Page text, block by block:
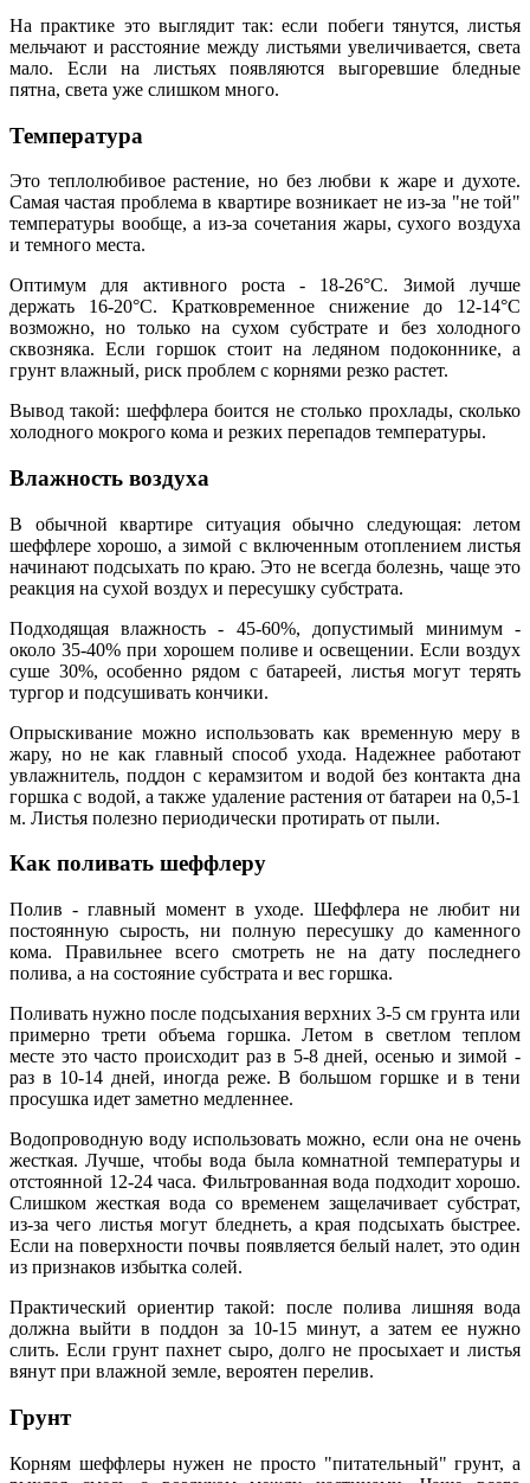
На практике это выглядит так: если побеги тянутся, листья
мельчают и расстояние между листьями увеличивается, света
мало. Если на листьях появляются выгоревшие бледные
пятна, света уже слишком много.
Температура
Это теплолюбивое растение, но без любви к жаре и духоте.
Самая частая проблема в квартире возникает не из-за "не той"
температуры вообще, а из-за сочетания жары, сухого воздуха
и темного места.
Оптимум для активного роста - 18-26°C. Зимой лучше
держать 16-20°C. Кратковременное снижение до 12-14°C
возможно, но только на сухом субстрате и без холодного
сквозняка. Если горшок стоит на ледяном подоконнике, а
грунт влажный, риск проблем с корнями резко растет.
Вывод такой: шеффлера боится не столько прохлады, сколько
холодного мокрого кома и резких перепадов температуры.
Влажность воздуха
В обычной квартире ситуация обычно следующая: летом
шеффлере хорошо, а зимой с включенным отоплением листья
начинают подсыхать по краю. Это не всегда болезнь, чаще это
реакция на сухой воздух и пересушку субстрата.
Подходящая влажность - 45-60%, допустимый минимум -
около 35-40% при хорошем поливе и освещении. Если воздух
суше 30%, особенно рядом с батареей, листья могут терять
тургор и подсушивать кончики.
Опрыскивание можно использовать как временную меру в
жару, но не как главный способ ухода. Надежнее работают
увлажнитель, поддон с керамзитом и водой без контакта дна
горшка с водой, а также удаление растения от батареи на 0,5-1
м. Листья полезно периодически протирать от пыли.
Как поливать шеффлеру
Полив - главный момент в уходе. Шеффлера не любит ни
постоянную сырость, ни полную пересушку до каменного
кома. Правильнее всего смотреть не на дату последнего
полива, а на состояние субстрата и вес горшка.
Поливать нужно после подсыхания верхних 3-5 см грунта или
примерно трети объема горшка. Летом в светлом теплом
месте это часто происходит раз в 5-8 дней, осенью и зимой -
раз в 10-14 дней, иногда реже. В большом горшке и в тени
просушка идет заметно медленнее.
Водопроводную воду использовать можно, если она не очень
жесткая. Лучше, чтобы вода была комнатной температуры и
отстоянной 12-24 часа. Фильтрованная вода подходит хорошо.
Слишком жесткая вода со временем защелачивает субстрат,
из-за чего листья могут бледнеть, а края подсыхать быстрее.
Если на поверхности почвы появляется белый налет, это один
из признаков избытка солей.
Практический ориентир такой: после полива лишняя вода
должна выйти в поддон за 10-15 минут, а затем ее нужно
слить. Если грунт пахнет сыро, долго не просыхает и листья
вянут при влажной земле, вероятен перелив.
Грунт
Корням шеффлеры нужен не просто "питательный" грунт, а